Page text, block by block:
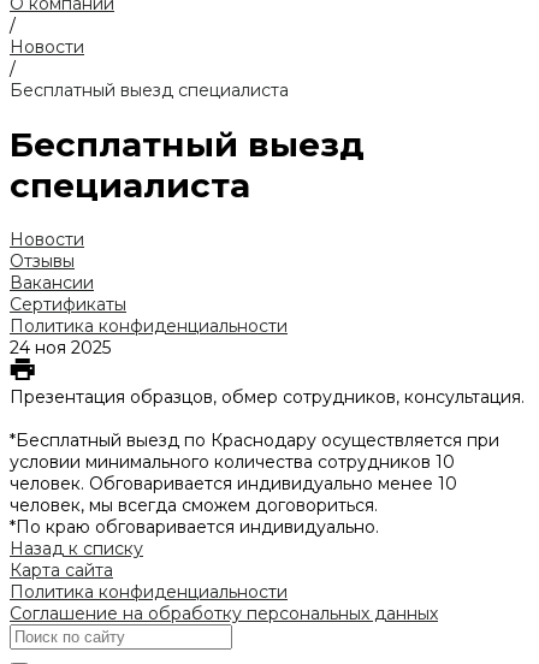
/
Новости
/
Бесплатный выезд специалиста
Бесплатный выезд
специалиста
Новости
Отзывы
Вакансии
Сертификаты
Политика конфиденциальности
24 ноя 2025
Презентация образцов, обмер сотрудников, консультация.
*Бесплатный выезд по Краснодару осуществляется при
условии минимального количества сотрудников 10
человек. Обговаривается индивидуально менее 10
человек, мы всегда сможем договориться.
*По краю обговаривается индивидуально.
Назад к списку
Карта сайта
Политика конфиденциальности
Соглашение на обработку персональных данных